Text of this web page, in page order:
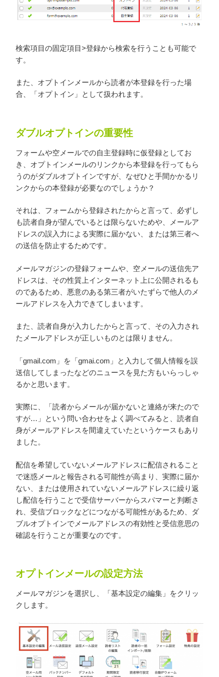
検索項目の固定項目>登録から検索を行うことも可能で
す。
また、オプトインメールから読者が本登録を行った場
合、「オプトイン」として扱われます。
ダブルオプトインの重要性
フォームや空メールでの自主登録時に仮登録としてお
き、オプトインメールのリンクから本登録を行ってもら
うのがダブルオプトインですが、なぜひと手間かかるリ
ンクからの本登録が必要なのでしょうか？
それは、フォームから登録されたからと言って、必ずし
も読者自身が望んでいるとは限らないためや、メールア
ドレスの誤入力による実際に届かない、または第三者へ
の送信を防止するためです。
メールマガジンの登録フォームや、空メールの送信先ア
ドレスは、その性質上インターネット上に公開されるも
のであるため、悪意のある第三者がいたずらで他人のメ
ールアドレスを入力できてしまいます。
また、読者自身が入力したからと言って、その入力され
たメールアドレスが正しいものとは限りません。
「gmail.com」を「gmai.com」と入力して個人情報を誤
送信してしまったなどのニュースを見た方もいらっしゃ
るかと思います。
実際に、「読者からメールが届かないと連絡が来たので
すが…」という問い合わせをよく調べてみると、読者自
身がメールアドレスを間違えていたというケースもあり
ました。
配信を希望していないメールアドレスに配信されること
で迷惑メールと報告される可能性が高まり、実際に届か
ない、または使用されていないメールアドレスに繰り返
し配信を行うことで受信サーバーからスパマーと判断さ
れ、受信ブロックなどにつながる可能性があるため、ダ
ブルオプトインでメールアドレスの有効性と受信意思の
確認を行うことが重要なのです。
オプトインメールの設定方法
メールマガジンを選択し、「基本設定の編集」をクリッ
クします。